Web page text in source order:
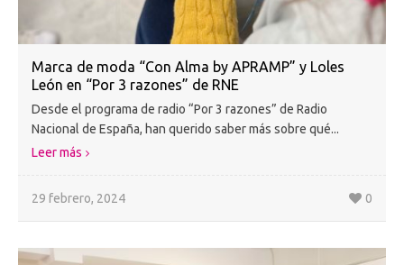
Marca de moda “Con Alma by APRAMP” y Loles
León en “Por 3 razones” de RNE
Desde el programa de radio “Por 3 razones” de Radio
Nacional de España, han querido saber más sobre qué...
Leer más
29 febrero, 2024 0